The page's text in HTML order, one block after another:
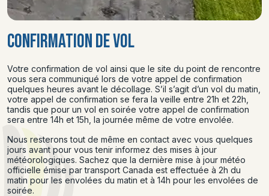
CONFIRMATION DE VOL
Votre confirmation de vol ainsi que le site du point de rencontre
vous sera communiqué lors de votre appel de confirmation
quelques heures avant le décollage. S’il s’agit d’un vol du matin,
votre appel de confirmation se fera la veille entre 21h et 22h,
tandis que pour un vol en soirée votre appel de confirmation
sera entre 14h et 15h, la journée même de votre envolée.
Nous resterons tout de même en contact avec vous quelques
jours avant pour vous tenir informez des mises à jour
météorologiques. Sachez que la dernière mise à jour météo
officielle émise par transport Canada est effectuée à 2h du
matin pour les envolées du matin et à 14h pour les envolées de
soirée.